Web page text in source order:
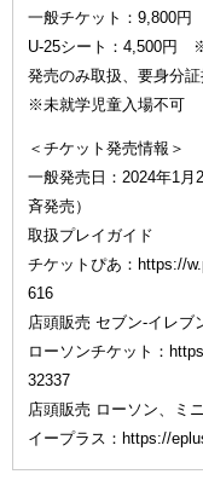
一般チケット：9,800円
U-25シート：4,500円
発売のみ取扱、要身分
※未就学児童入場不可
＜チケット発売情報＞
一般発売日：2024年1
斉発売）
取扱プレイガイド
チケットぴあ：https://
616
店頭販売 セブン-イレブ
ローソンチケット：
32337
店頭販売 ローソン、ミ
イープラス：https://